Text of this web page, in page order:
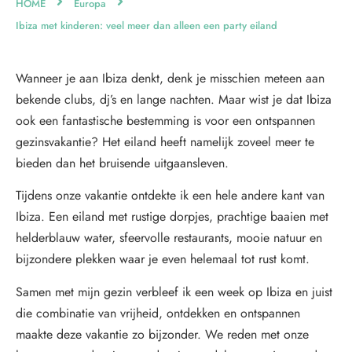
HOME
Europa
Ibiza met kinderen: veel meer dan alleen een party eiland
Wanneer je aan Ibiza denkt, denk je misschien meteen aan
bekende clubs, dj’s en lange nachten. Maar wist je dat Ibiza
ook een fantastische bestemming is voor een ontspannen
gezinsvakantie? Het eiland heeft namelijk zoveel meer te
bieden dan het bruisende uitgaansleven.
Tijdens onze vakantie ontdekte ik een hele andere kant van
Ibiza. Een eiland met rustige dorpjes, prachtige baaien met
helderblauw water, sfeervolle restaurants, mooie natuur en
bijzondere plekken waar je even helemaal tot rust komt.
Samen met mijn gezin verbleef ik een week op Ibiza en juist
die combinatie van vrijheid, ontdekken en ontspannen
maakte deze vakantie zo bijzonder. We reden met onze